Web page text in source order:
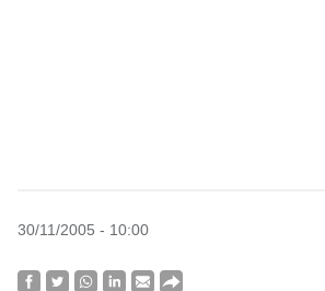
30/11/2005 - 10:00